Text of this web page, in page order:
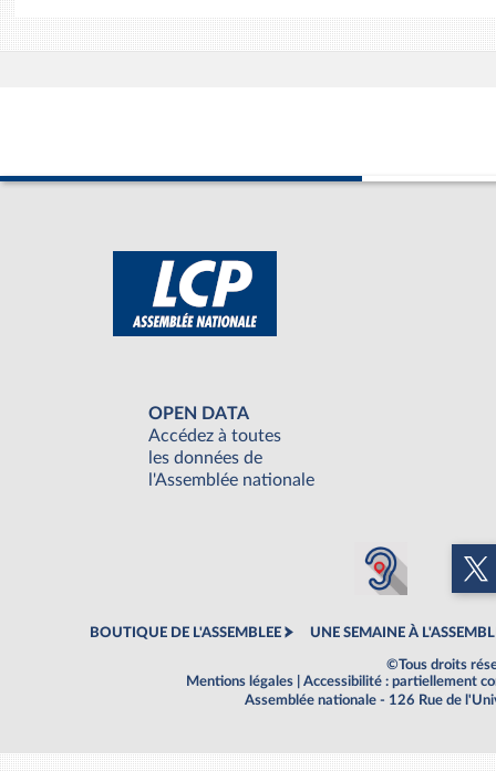
OPEN DATA
Accédez à toutes
les données de
l'Assemblée nationale
BOUTIQUE DE L'ASSEMBLEE UNE SEMAINE À
©Tous droits
Mentions légales
Accessibilité : partiellement
Assemblée nationale - 126 Rue de